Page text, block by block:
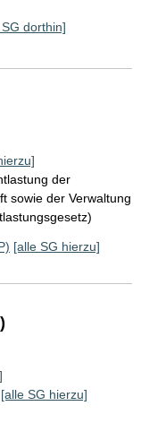
dorthin]
der
sowie der Verwaltung
[alle SG hierzu]
[alle SG hierzu]